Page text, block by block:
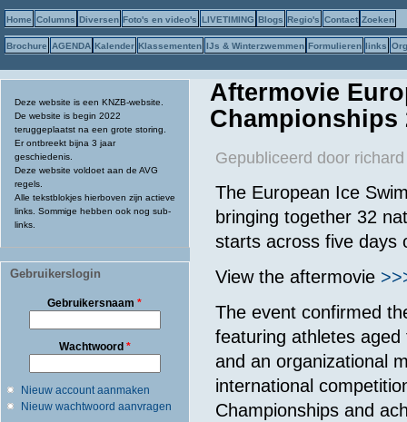
Home Columns Diversen Foto's en video's LIVETIMING Blogs Regio's Contact Zoeken
Brochure AGENDA Kalender Klassementen IJs & Winterzwemmen Formulieren links
Deze website is een KNZB-website.
De website is begin 2022
teruggeplaatst na een grote storing.
Er ontbreekt bijna 3 jaar
geschiedenis.
Deze website voldoet aan de AVG
regels.
Alle tekstblokjes hierboven zijn actieve
links. Sommige hebben ook nog sub-
links.
Gebruikerslogin
Gebruikersnaam*
Wachtwoord *
Nieuw account aanmaken
Nieuw wachtwoord aanvragen
Aftermovie
Championships
Gepubliceerd door
The European Ice
bringing together 32
starts across five days
View the aftermovie
The event confirmed
featuring athletes
and an organizational
international
Championships and